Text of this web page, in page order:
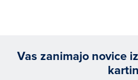
Vas zanimajo novice